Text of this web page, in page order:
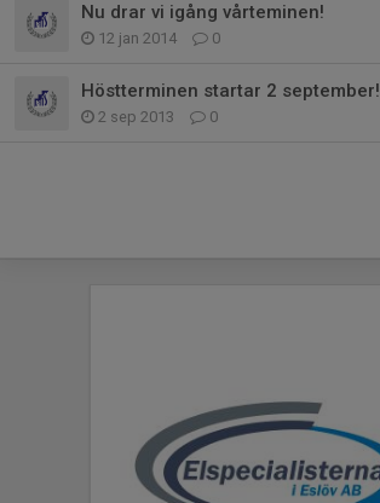
Nu drar vi igång vårteminen!
12 jan 2014 0
Höstterminen startar 2 september!
2 sep 2013 0